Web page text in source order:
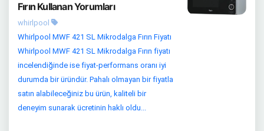
Fırın Kullanan Yorumları
whirlpool
Whirlpool MWF 421 SL Mikrodalga Fırın Fiyatı
Whirlpool MWF 421 SL Mikrodalga Fırın fiyatı
incelendiğinde ise fiyat-performans oranı iyi
durumda bir üründür. Pahalı olmayan bir fiyatla
satın alabileceğiniz bu ürün, kaliteli bir
deneyim sunarak ücretinin haklı oldu...